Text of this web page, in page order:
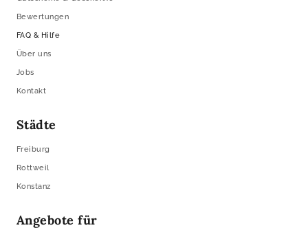
Bewertungen
FAQ & Hilfe
Über uns
Jobs
Kontakt
Städte
Freiburg
Rottweil
Konstanz
Angebote für